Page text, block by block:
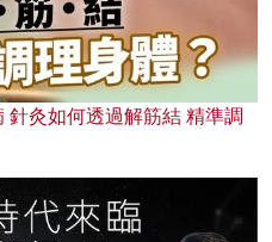
灸如何透過解筋結 精準調